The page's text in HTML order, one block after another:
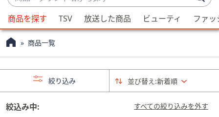
品・
ブ
ラ
ン
す
候
補
が
利
可
な
場
商品を探す TSV 放送した商品 ビューティ ファ
商品一覧
並び替え:新着順
絞り込み
すべての絞り込みを外す
絞込み中: